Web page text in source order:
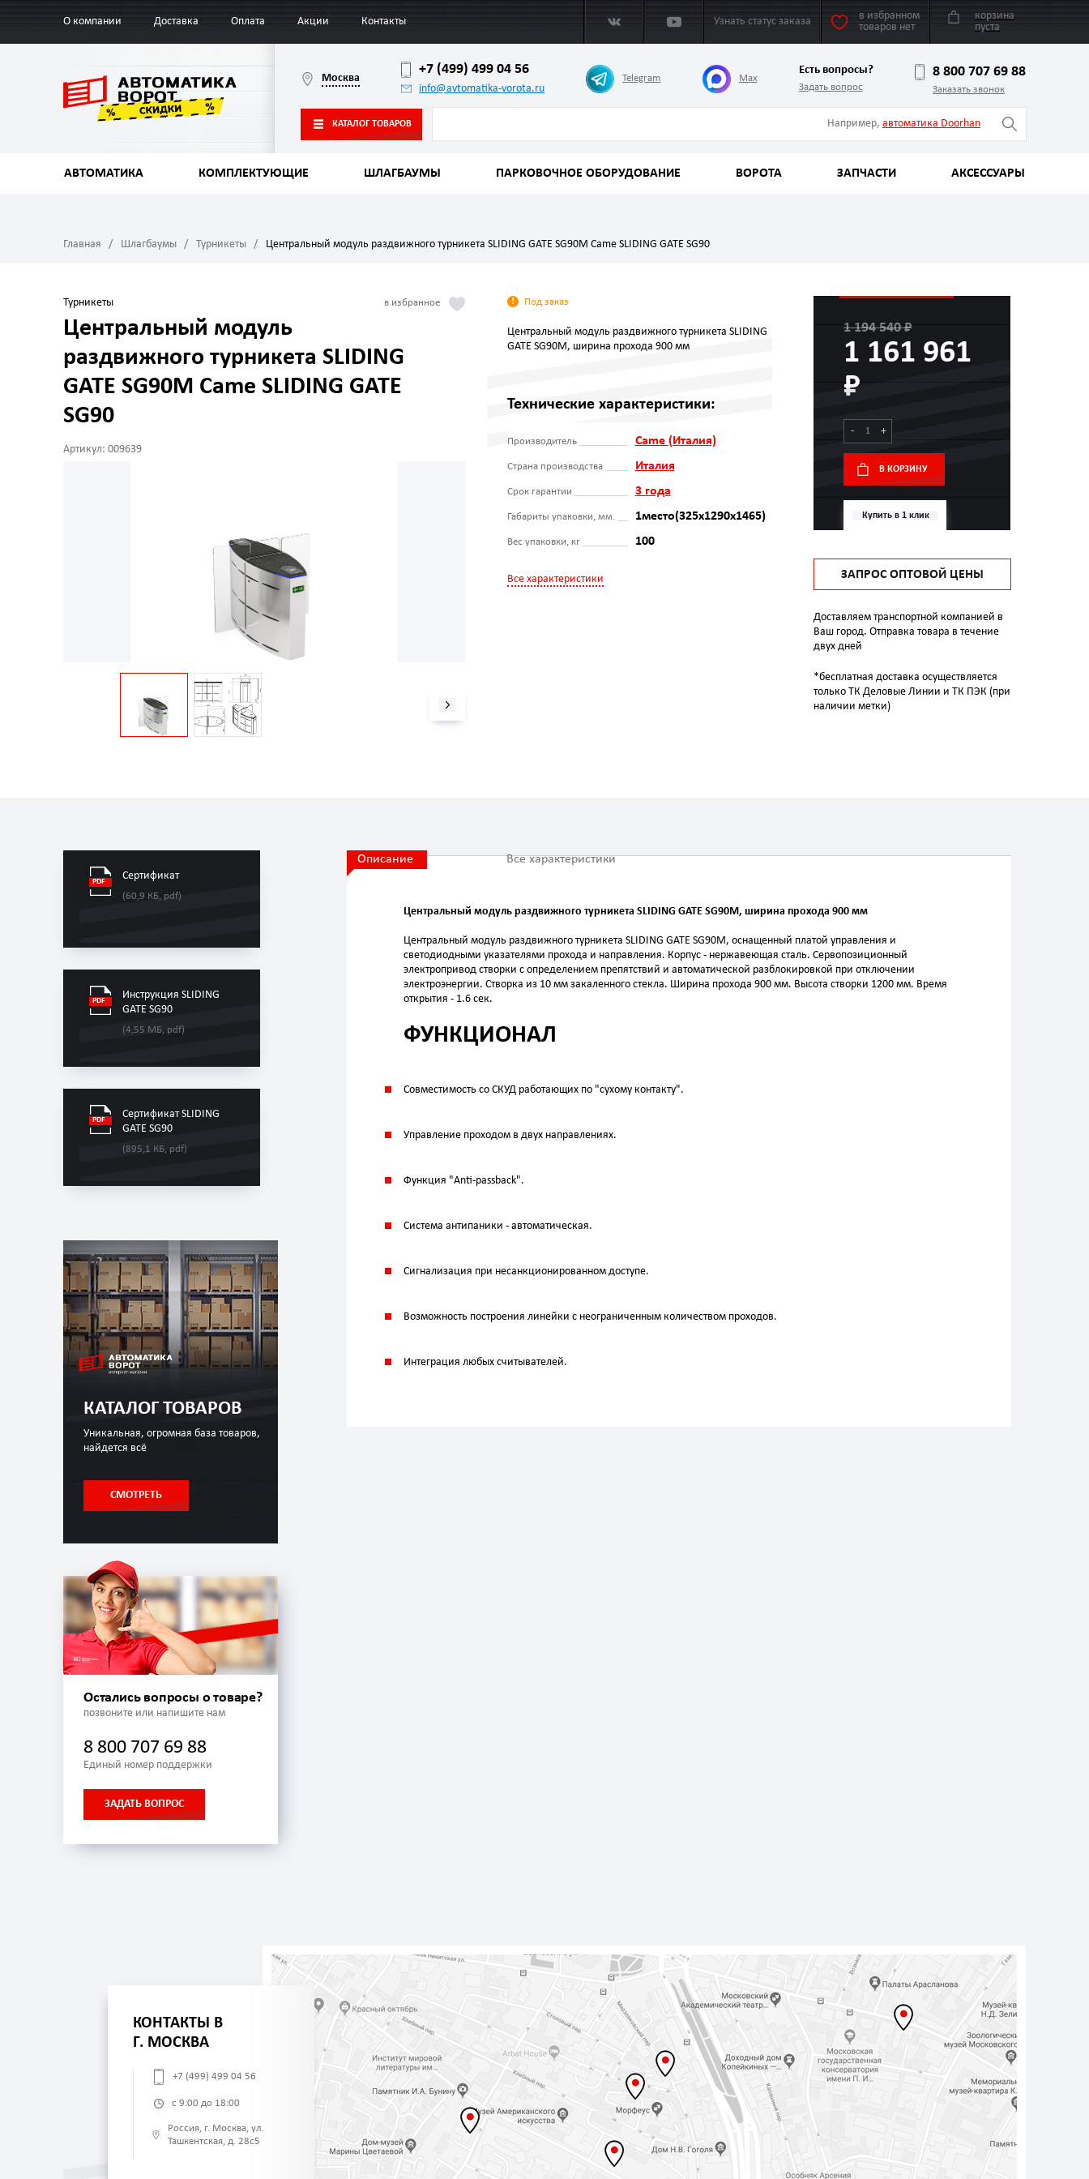
О компании Доставка Оплата Акции Контакты Узнать статус заказа
в избранном
товаров нет
корзина
пуста
Москва
+7 (499) 499 04 56
info@avtomatika-vorota.ru
Telegram Max
Есть вопросы?
Задать вопрос
8 800 707 69 88
Заказать звонок
КАТАЛОГ ТОВАРОВ Например, автоматика Doorhan
АВТОМАТИКА КОМПЛЕКТУЮЩИЕ ШЛАГБАУМЫ ПАРКОВОЧНОЕ ОБОРУДОВАНИЕ ВОРОТА ЗАПЧАСТИ АКСЕССУАРЫ
Главная Шлагбаумы Турникеты Центральный модуль раздвижного турникета SLIDING GATE SG90M Came SLIDING GATE SG90
Турникеты
Центральный модуль
раздвижного турникета SLIDING
GATE SG90M Came SLIDING GATE
SG90
Артикул: 009639
Под заказ
Центральный модуль раздвижного турникета SLIDING
GATE SG90M, ширина прохода 900 мм
Технические характеристики:
Производитель Came (Италия)
Страна производства Италия
Срок гарантии 3 года
Габариты упаковки, мм. 1место(325x1290x1465)
Вес упаковки, кг 100
Все характеристики
1 194 540 ₽
1 161 961
₽
- +
В КОРЗИНУ
Купить в 1 клик
ЗАПРОС ОПТОВОЙ ЦЕНЫ
Доставляем транспортной компанией в
Ваш город. Отправка товара в течение
двух дней
*бесплатная доставка осуществляется
только ТК Деловые Линии и ТК ПЭК (при
наличии метки)
Сертификат
(60,9 КБ, pdf)
Инструкция SLIDING
GATE SG90
(4,55 МБ, pdf)
Сертификат SLIDING
GATE SG90
(895,1 КБ, pdf)
КАТАЛОГ ТОВАРОВ
Уникальная, огромная база товаров,
найдется всё
СМОТРЕТЬ
Остались вопросы о товаре?
позвоните или напишите нам
8 800 707 69 88
Единый номер поддержки
ЗАДАТЬ ВОПРОС
Описание Все характеристики
Центральный модуль раздвижного турникета SLIDING GATE SG90M, ширина прохода 900 мм
Центральный модуль раздвижного турникета SLIDING GATE SG90M, оснащенный платой управления и
светодиодными указателями прохода и направления. Корпус - нержавеющая сталь. Сервопозиционный
электропривод створки с определением препятствий и автоматической разблокировкой при отключении
электроэнергии. Створка из 10 мм закаленного стекла. Ширина прохода 900 мм. Высота створки 1200 мм. Время
открытия - 1.6 сек.
ФУНКЦИОНАЛ
Совместимость со СКУД работающих по "сухому контакту".
Управление проходом в двух направлениях.
Функция "Anti-passback".
Система антипаники - автоматическая.
Сигнализация при несанкционированном доступе.
Возможность построения линейки с неограниченным количеством проходов.
Интеграция любых считывателей.
КОНТАКТЫ В
Г. МОСКВА
+7 (499) 499 04 56
с 9:00 до 18:00
Россия, г. Москва, ул.
Ташкентская, д. 28с5